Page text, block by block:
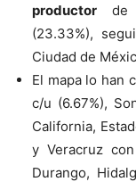
productor de
(23.33%),
Ciudad de
El mapa lo han
c/u (6.67%),
California,
y Veracruz
Durango,